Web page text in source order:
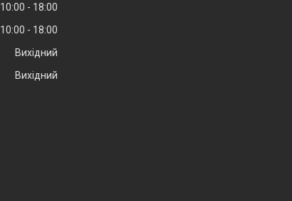
10:00
18:00
10:00
18:00
Вихідний
Вихідний